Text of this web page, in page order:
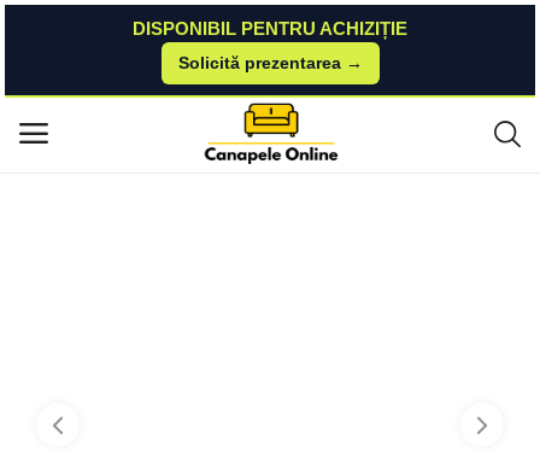
DISPONIBIL PENTRU ACHIZIȚIE
Solicită prezentarea →
Meniu principal
Blog
Pat Alb + Casmir optional lada de depozitare 160x200 4 sertare Mobila L